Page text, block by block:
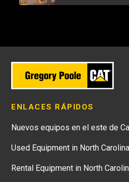
ENLACES RÁPIDOS
Nuevos equipos en el este de
Used Equipment in North Carolina
Rental Equipment in North